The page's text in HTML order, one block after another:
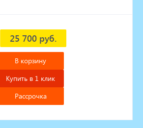
25 700 руб.
В корзину
Купить в 1 клик
Рассрочка